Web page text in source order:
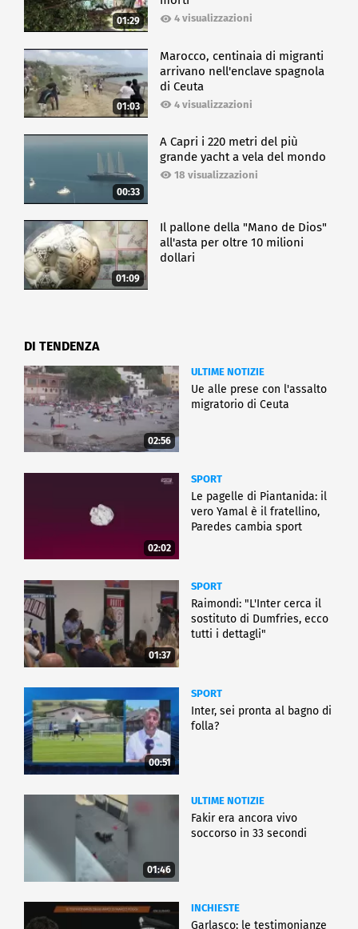
01:29 4 visualizzazioni
01:03
Marocco, centinaia di migranti
arrivano nell'enclave spagnola
di Ceuta
4 visualizzazioni
00:33
A Capri i 220 metri del più
grande yacht a vela del mondo
18 visualizzazioni
01:09
Il pallone della "Mano de Dios"
all'asta per oltre 10 milioni
dollari
DI TENDENZA
02:56
ULTIME NOTIZIE
Ue alle prese con l'assalto
migratorio di Ceuta
02:02
SPORT
Le pagelle di Piantanida: il
vero Yamal è il fratellino,
Paredes cambia sport
01:37
SPORT
Raimondi: "L'Inter cerca il
sostituto di Dumfries, ecco
tutti i dettagli"
00:51
SPORT
Inter, sei pronta al bagno di
folla?
01:46
ULTIME NOTIZIE
Fakir era ancora vivo
soccorso in 33 secondi
INCHIESTE
Garlasco: le testimonianze